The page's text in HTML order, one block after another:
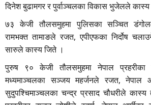
दिनेश बुढामगर र पुर्वाञ्चलका विकास भुजेलले
७३ केजी तौलसमुहमा पुलिसका सञ्चित
रामभक्त तामाङले रजत, एपीएफका निर्दोष
सारुले कास्य जिते ।
पुरुष ९० केजी तौलसमुहमा नेपाल प्रहरीका
मध्यमाञ्चलका सञ्जय महर्जनले रजत, नेपाल
सुदुपश्चिमाञ्चलका चन्द्र प्रसाद चौधरीले